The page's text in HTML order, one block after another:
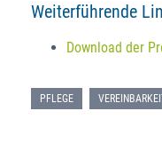
Weiterführende
Download der
PFLEGE